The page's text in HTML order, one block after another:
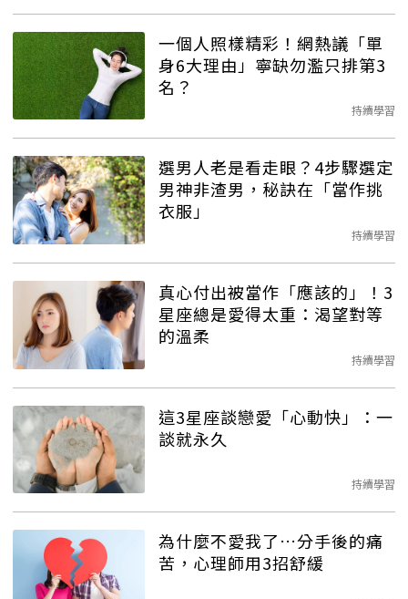
一個人照樣精彩！網熱議「單
身6大理由」寧缺勿濫只排第3
名？
持續學習
選男人老是看走眼？4步驟選定
男神非渣男，秘訣在「當作挑
衣服」
持續學習
真心付出被當作「應該的」！3
星座總是愛得太重：渴望對等
的溫柔
持續學習
這3星座談戀愛「心動快」：一
談就永久
持續學習
為什麼不愛我了…分手後的痛
苦，心理師用3招舒緩